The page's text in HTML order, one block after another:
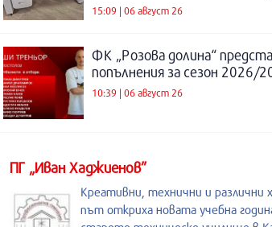
15:09 | 06 август 26
ФК „Розова долина“
попълнения за сезон 2026/
10:39 | 06 август 26
ПГ „Иван Хаджиенов”
Креативни, технични и различни
път откриха новата учебна